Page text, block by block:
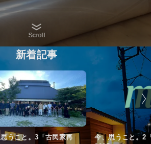
Scroll
新着記事
今、思うこと。2「暑すぎる夏
笑む家「クー